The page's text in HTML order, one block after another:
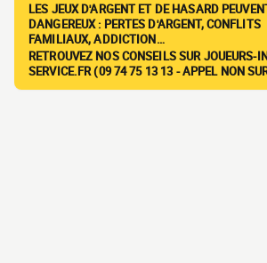
LES JEUX D'ARGENT ET DE HASARD
DANGEREUX : PERTES D'ARGENT, CONFLITS
FAMILIAUX, ADDICTION…
RETROUVEZ NOS CONSEILS SUR JOUEURS-
SERVICE.FR (09 74 75 13 13 - APPEL NON